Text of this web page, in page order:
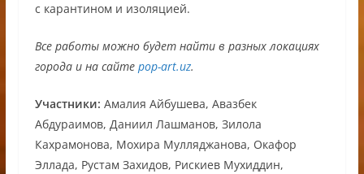
с карантином и изоляцией.
Все работы можно будет найти в разных локациях
города и на сайте pop-art.uz.
Участники: Амалия Айбушева, Авазбек
Абдураимов, Даниил Лашманов, Зилола
Кахрамонова, Мохира Мулляджанова, Окафор
Эллада, Рустам Захидов, Рискиев Мухиддин,